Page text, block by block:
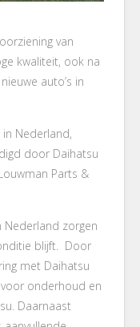
van
kwaliteit, ook na
auto’s in
Nederland,
door Daihatsu
Parts &
Nederland zorgen
blijft. Door
met Daihatsu
onderhoud en
Daarnaast